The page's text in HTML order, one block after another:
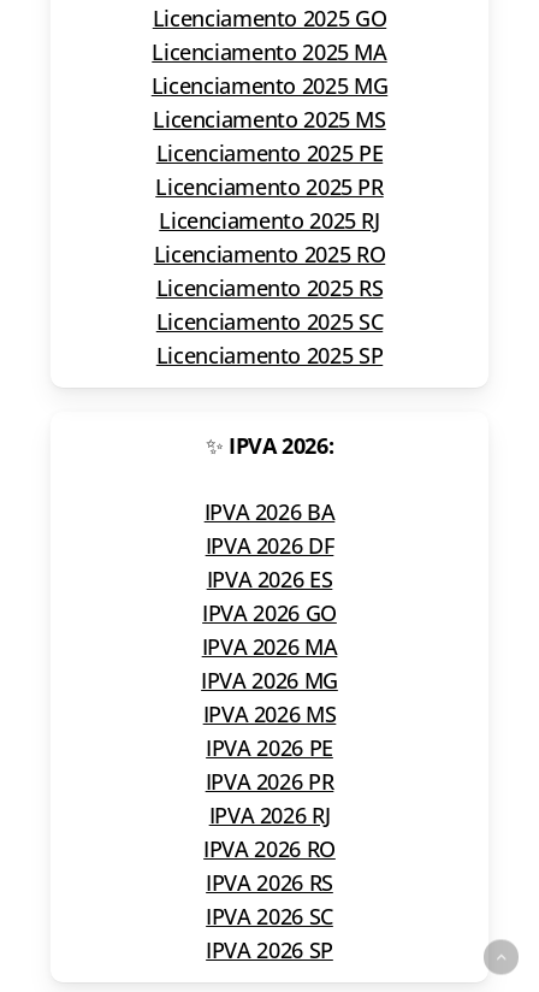
Licenciamento 2025 GO
Licenciamento 2025 MA
Licenciamento 2025 MG
Licenciamento 2025 MS
Licenciamento 2025 PE
Licenciamento 2025 PR
Licenciamento 2025 RJ
Licenciamento 2025 RO
Licenciamento 2025 RS
Licenciamento 2025 SC
Licenciamento 2025 SP
✨ IPVA 2026:
IPVA 2026 BA
IPVA 2026 DF
IPVA 2026 ES
IPVA 2026 GO
IPVA 2026 MA
IPVA 2026 MG
IPVA 2026 MS
IPVA 2026 PE
IPVA 2026 PR
IPVA 2026 RJ
IPVA 2026 RO
IPVA 2026 RS
IPVA 2026 SC
IPVA 2026 SP